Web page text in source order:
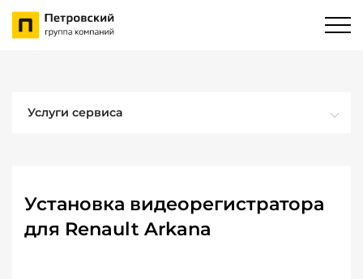
Услуги сервиса
Установка видеорегистратора
для Renault Arkana